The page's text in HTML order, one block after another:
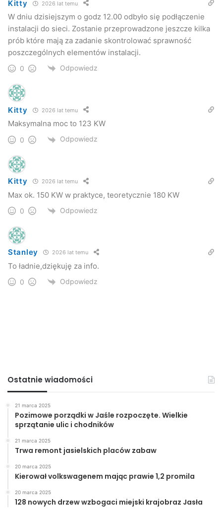
słonecznych, układów fotowoltaicznych czy programu
Sowa, ten cel uda nam się osiągnąć– zaznacza Ryszard
Pabian, burmistrz Jasła.
UMJ
Kitty 2026 lat temu
W dniu dzisiejszym o godz 12.00 odbyło się podłączenie
instalacji do sieci. Zostanie przeprowadzone jeszcze kilka
prób które mają za zadanie skontrolować sprawność
poszczególnych elementów instalacji.
0 Odpowiedz
Kitty 2026 lat temu
Maksymalna moc to 123 KW
0 Odpowiedz
Kitty 2026 lat temu
Max ok. 150 KW w praktyce, teoretycznie 180 KW
0 Odpowiedz
Stanley 2026 lat temu
To ładnie,dziękuję za info.
0 Odpowiedz
Ostatnie wiadomości
21 marca 2025
Pozimowe porządki w Jaśle rozpoczęte. Wielkie
sprzątanie ulic i chodników
21 marca 2025
Trwa remont jasielskich placów zabaw
20 marca 2025
Kierował volkswagenem mając prawie 1,2 promila
20 marca 2025
128 nowych drzew wzbogaci miejski krajobraz Jasła